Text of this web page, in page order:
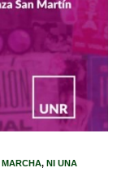
MARCHA, NI UNA